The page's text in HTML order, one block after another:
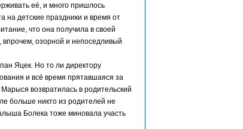
её, и много пришлось
на детские праздники и время от
что она получила в своей
озорной и непоседливый
Яцек. Но то ли директору
и всё время прятавшаяся за
возвратилась в родительский
больше никто из родителей не
Болека тоже миновала участь